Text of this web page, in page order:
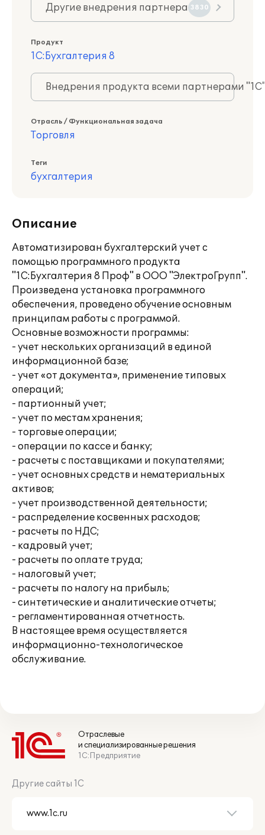
Другие внедрения партнера 3830
Продукт
1С:Бухгалтерия 8
Внедрения продукта всеми партнерами
Отрасль / Функциональная задача
Торговля
Теги
бухгалтерия
Описание
Автоматизирован бухгалтерский учет с
помощью программного продукта
"1С:Бухгалтерия 8 Проф" в ООО "ЭлектроГрупп".
Произведена установка программного
обеспечения, проведено обучение основным
принципам работы с программой.
Основные возможности программы:
- учет нескольких организаций в единой
информационной базе;
- учет «от документа», применение типовых
операций;
- партионный учет;
- учет по местам хранения;
- торговые операции;
- операции по кассе и банку;
- расчеты с поставщиками и покупателями;
- учет основных средств и нематериальных
активов;
- учет производственной деятельности;
- распределение косвенных расходов;
- расчеты по НДС;
- кадровый учет;
- расчеты по оплате труда;
- налоговый учет;
- расчеты по налогу на прибыль;
- синтетические и аналитические отчеты;
- регламентированная отчетность.
В настоящее время осуществляется
информационно-технологическое
обслуживание.
Отраслевые
и специализированные решения
1С:Предприятие
Другие сайты 1С